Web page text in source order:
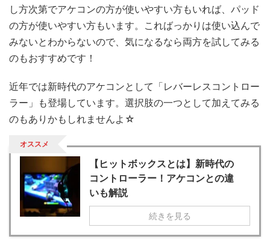
し方次第でアケコンの方が使いやすい方もいれば、パッド
の方が使いやすい方もいます。こればっかりは使い込んで
みないとわからないので、気になるなら両方を試してみる
のもおすすめです！
近年では新時代のアケコンとして「レバーレスコントロー
ラー」も登場しています。選択肢の一つとして加えてみる
のもありかもしれませんよ☆
オススメ
【ヒットボックスとは】新時代の
コントローラー！アケコンとの違
いも解説
続きを見る